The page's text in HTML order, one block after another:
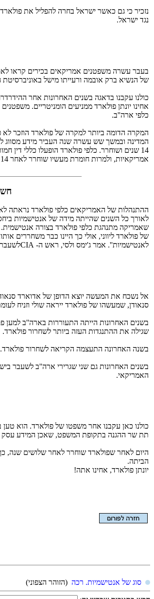
נזכיר כי גם כאשר ישראל בחרה להפליל את
נגד ישראל.
בעבר עשרה משפטנים אמריקאים בכירים קראו
של הנשיא ברק אובמה ורעייתו מישל באוניברסיטת
כולנו עקבנו בדאגה בשנים האחרונות אחר
אחינו יונתן פולארד ממניעים הומניטריים.
כלפי ארה''ב.
המקרה הדומה ביותר למקרה של פולארד הוזכר
המדינה ובמשך שש עשרה שנה העביר מידע מסווג
14 שנים ושוחרר. כלפי פולארד הופעלו כללי
אמריקאיות, ולמרות חומרת מעשיו שוחרר לאחר 14 שנים.
ההתנהלות של האמריקאים כלפי פולארד נראתה
של פולארד ליווני, אולי כך היינו כבר משחררים
לאנטישמיות''. אמר ג'ימס ולסי, ראש ה- CIAלשעבר.
אל נשכח את המעשה יוצא הדופן של אדוארד
סנאודן, שמעשהו של פולארד ייראה שולי וזניח
שגילה את ההתנגדות העזה ביותר לשחרור פולארד.
בשנה האחרונה התעצמה הקריאה לשחרור
בשנים האחרונות גם שני שגרירי ארה''ב לשעבר
האמריקאי.
כולנו כאן עקבנו אחר משפטו של פולארד. הוא
תת שר ההגנה בתקופת המשפט, שאכן המידע עסק
היום לאחר שפולארד שוחרר לאחר שלושים שנה, כף
הביתה.
יונתן פולארד, אחינו אתה!
סוג של אנטישמיות. רכה (הזוהר הצפוני)